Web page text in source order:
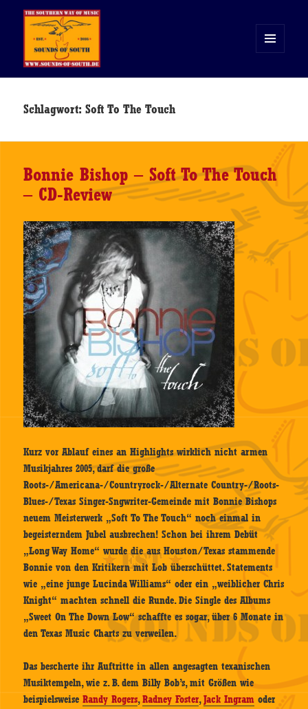
WIDGETS
Schlagwort:Soft To The Touch
Bonnie Bishop – Soft To The Touch
– CD-Review
Kurz vor Ablauf eines an Highlights wirklich nicht armen
Musikjahres 2005, darf die große
Roots-/Americana-/Countryrock-/Alternate Country-/Roots-
Blues-/Texas Singer-Sngwriter-Gemeinde mit Bonnie Bishops
neuem Meisterwerk „Soft To The Touch“ noch einmal in
begeisterndem Jubel ausbrechen! Schon bei ihrem Debüt
„Long Way Home“ wurde die aus Houston/Texas stammende
Bonnie von den Kritikern mit Lob überschüttet. Statements
wie „eine junge Lucinda Williams“ oder ein „weiblicher Chris
Knight“ machten schnell die Runde. Die Single des Albums
„Sweet On The Down Low“ schaffte es sogar, über 6 Monate in
den Texas Music Charts zu verweilen.
Das bescherte ihr Auftritte in allen angesagten texanischen
Musiktempeln, wie z. B. dem Billy Bob’s, mit Größen wie
beispielsweiseRandy Rogers,Radney Foster,Jack Ingram oder